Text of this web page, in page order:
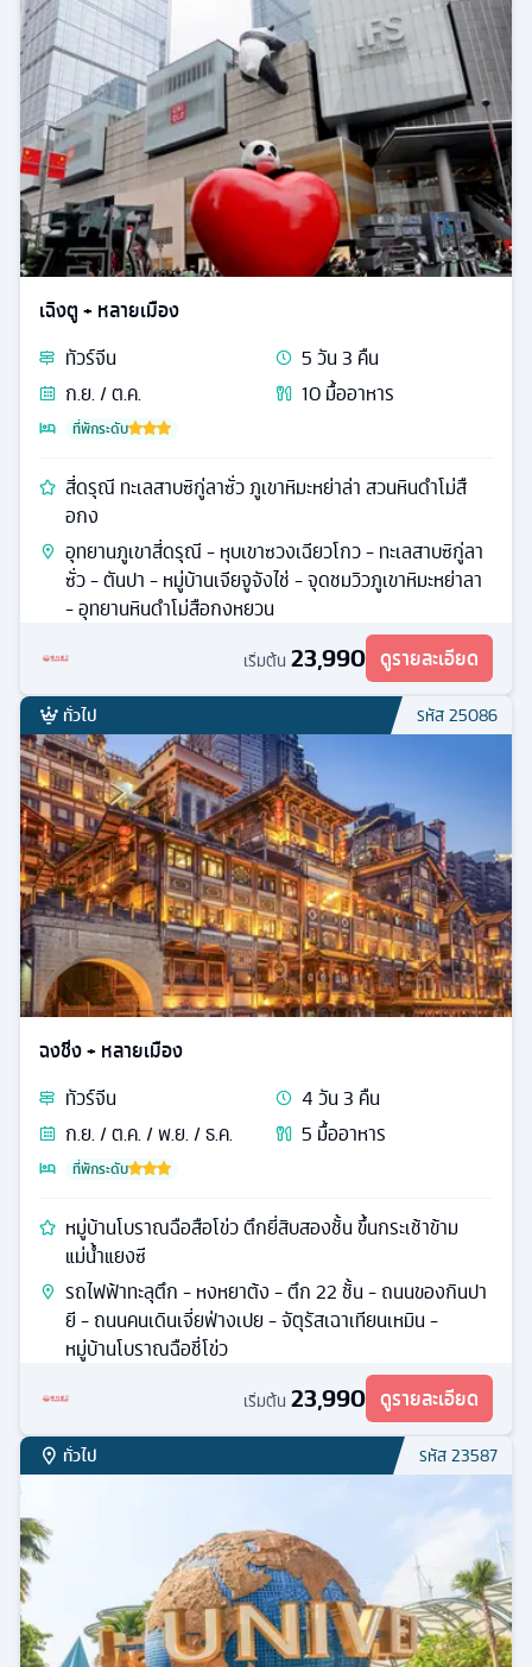
เฉิงตู + หลายเมือง
ทัวร์จีน 5วัน3 คืน
ก.ย. / ต.ค.
10มื้ออาหาร
ที่พักระดับ
สี่ดรุณี ทะเลสาบซิกู่ลาซั่ว ภูเขาหิมะหย่าล่า สวนหินดำโม่สื
อกง
อุทยานภูเขาสี่ดรุณี - หุบเขาซวงเฉียวโกว - ทะเลสาบซิกู่ลา
ซั่ว - ตันปา - หมู่บ้านเจียจูจังไช่ - จุดชมวิวภูเขาหิมะหย่าลา
- อุทยานหินดำโม่สือกงหยวน
เริ่มต้น 23,990 ดูรายละเอียด
ทั่วไป รหัส25086
ฉงชิ่ง + หลายเมือง
ทัวร์จีน 4วัน3 คืน
ก.ย. / ต.ค. / พ.ย. / ธ.ค.
5 มื้ออาหาร
ที่พักระดับ
หมู่บ้านโบราณฉือสือโข่ว ตึกยี่สิบสองชั้น ขึ้นกระเช้าข้าม
แม่น้ำแยงซี
รถไฟฟ้าทะลุตึก - หงหยาต้ง - ตึก 22 ชั้น - ถนนของกินปา
ยี - ถนนคนเดินเจี่ยฟ่างเปย - จัตุรัสเฉาเทียนเหมิน -
หมู่บ้านโบราณฉือชี่โข่ว
เริ่มต้น 23,990 ดูรายละเอียด
ทั่วไป รหัส23587